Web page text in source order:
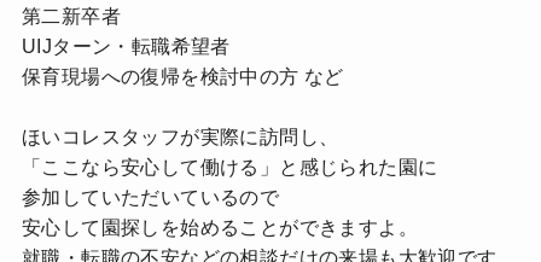
第二新卒者
UIJターン・転職希望者
保育現場への復帰を検討中の方 など
ほいコレスタッフが実際に訪問し、
「ここなら安心して働ける」と感じられた園に
参加していただいているので
安心して園探しを始めることができますよ。
就職・転職の不安などの相談だけの来場も大歓迎です。